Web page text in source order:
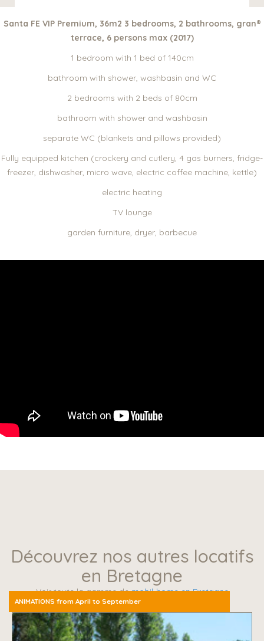
ANIMATIONS from April to September
Santa FE VIP Premium, 36m2 3 bedrooms, 2 bathrooms, gran®
terrace, 6 persons max (2017)
1 bedroom with 1 bed of 140cm
bathroom with shower, washbasin and WC
2 bedrooms with 2 beds of 80cm
bathroom with shower and washbasin
separate WC (blankets and pillows provided)
Fully equipped kitchen (crockery and cutlery, 4 gas burners, fridge-
freezer, dishwasher, micro wave, electric coffee machine, kettle)
electric heating
TV lounge
garden furniture, dryer, barbecue
Découvrez nos autres locatifs
en Bretagne
Voir toute la gamme demobil-home en Bretagne